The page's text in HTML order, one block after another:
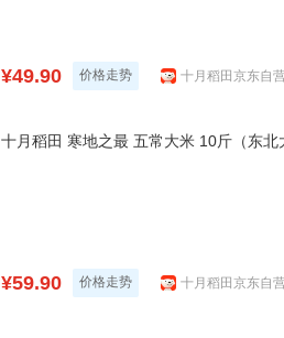
¥49.90 价格走势 十月稻田京东自
十月稻田 寒地之最 五常大米 10斤（东北
¥59.90 价格走势 十月稻田京东自